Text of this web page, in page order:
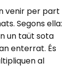
venir per part
Segons ella:
un taüt sota
enterrat. És
al